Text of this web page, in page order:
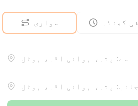
سواری فی گھنٹہ
سے: پتہ، ہوائی اڈہ، ہوٹل